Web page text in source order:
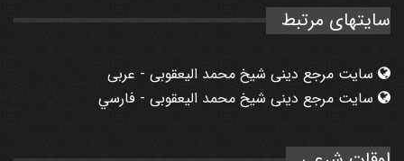
سایتهای مرتبط
سایت مرجع دینی شیخ محمد الیعقوبی - عربی
سایت مرجع دینی شیخ محمد الیعقوبی - فارسي